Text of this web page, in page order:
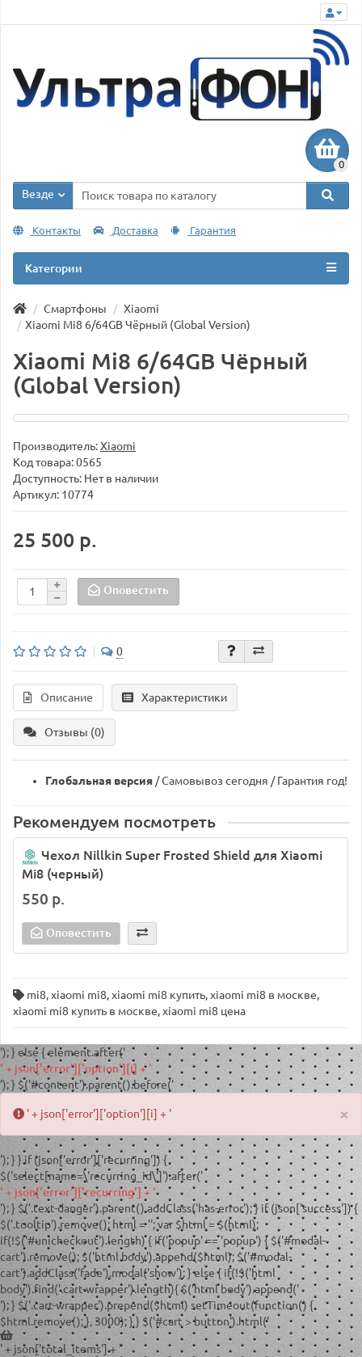
0
Везде
Контакты Доставка Гарантия
Категории
Смартфоны
Xiaomi
Xiaomi Mi8 6/64GB Чёрный (Global Version)
Xiaomi Mi8 6/64GB Чёрный
(Global Version)
Производитель:Xiaomi
Код товара:0565
Доступность: Нет в наличии
Артикул: 10774
25 500 р.
Оповестить
0
Описание Характеристики
Отзывы (0)
Глобальная версия / Самовывоз сегодня / Гарантия год!
Рекомендуем посмотреть
Чехол Nillkin Super Frosted Shield для Xiaomi
Mi8 (черный)
550 р.
Оповестить
mi8,xiaomi mi8,xiaomi mi8 купить,xiaomi mi8 в москве,
xiaomi mi8 купить в москве,xiaomi mi8 цена
'); } else { element.after('
' + json['error']['option'][i] + '
'); } $('#content').parent().before('
' + json['error']['option'][i] + ' ×
'); } } if (json['error']['recurring']) {
$('select[name=\'recurring_id\']').after('
' + json['error']['recurring'] + '
'); } $('.text-danger').parent().addClass('has-error'); } if (json['success']) {
$('.tooltip').remove(); html = ''; var $html = $(html);
if(!$('#unicheckout').length) { if('popup' == 'popup') { $('#modal-
cart').remove(); $('html body').append($html); $('#modal-
cart').addClass('fade').modal('show'); } else { if(!$('html
body').find('.cart-wrapper').length){ $('html body').append('
'); } $('.cart-wrapper').prepend($html) setTimeout(function() {
$html.remove(); }, 3000); } } $('#cart > button').html('
' + json['total_items'] + '